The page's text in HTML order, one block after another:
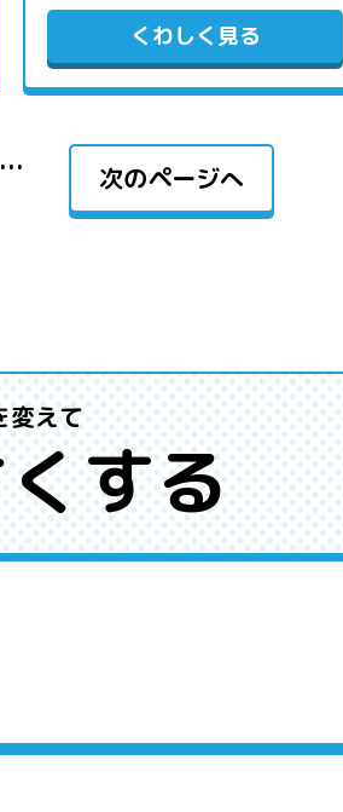
くわしく見る
… 次のページへ
変えて
する